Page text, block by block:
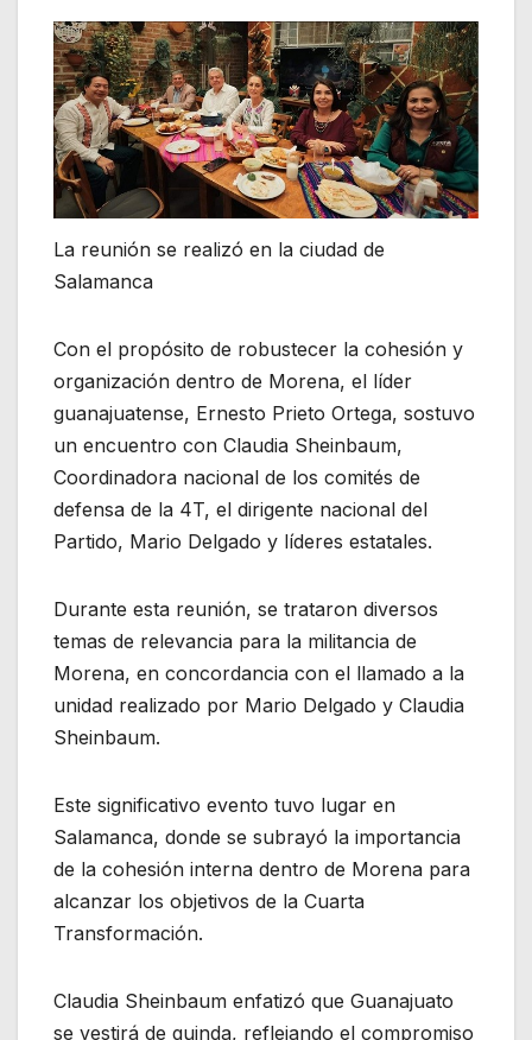
La reunión se realizó en la ciudad de
Salamanca
Con el propósito de robustecer la cohesión y
organización dentro de Morena, el líder
guanajuatense, Ernesto Prieto Ortega, sostuvo
un encuentro con Claudia Sheinbaum,
Coordinadora nacional de los comités de
defensa de la 4T, el dirigente nacional del
Partido, Mario Delgado y líderes estatales.
Durante esta reunión, se trataron diversos
temas de relevancia para la militancia de
Morena, en concordancia con el llamado a la
unidad realizado por Mario Delgado y Claudia
Sheinbaum.
Este significativo evento tuvo lugar en
Salamanca, donde se subrayó la importancia
de la cohesión interna dentro de Morena para
alcanzar los objetivos de la Cuarta
Transformación.
Claudia Sheinbaum enfatizó que Guanajuato
se vestirá de guinda, reflejando el compromiso